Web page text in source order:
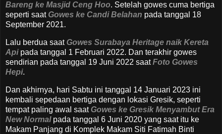
Bareng ke Masjid Ceng Hoo. Setelah gowes cuma bertiga
seperti saat Gowes ke Candi Belahan pada tanggal 18
September 2021.
Lalu berdua saat Gowes Surabaya Heritage naik Kereta
Apipada tanggal 1 Februari 2022. Dan terakhir gowes
sendirian pada tanggal 19 Juni 2022 saatFoto Gowes
Hepi.
Dan akhirnya, hari Sabtu ini tanggal 14 Januari 2023 ini
kembali sepedaan bertiga dengan lokasi Gresik, seperti
tempat paling awal saat Gowes ke Gresik Menyambut Era
New Normalpada tanggal 6 Juni 2020 yang saat itu ke
Makam Panjang di Komplek Makam Siti Fatimah Binti